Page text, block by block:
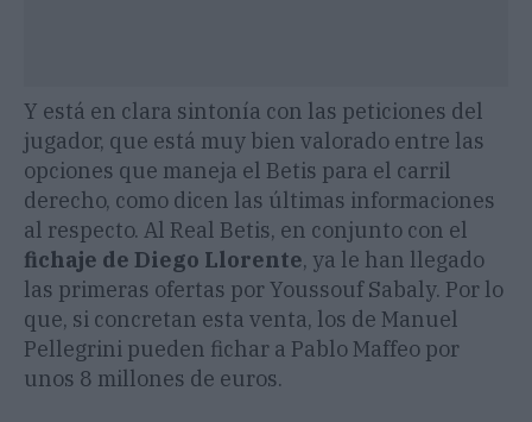
Y está en clara sintonía con las peticiones del
jugador, que está muy bien valorado entre las
opciones que maneja el Betis para el carril
derecho, como dicen las últimas informaciones
al respecto. Al Real Betis, en conjunto con el
fichaje de Diego Llorente, ya le han llegado
las primeras ofertas por Youssouf Sabaly. Por lo
que, si concretan esta venta, los de Manuel
Pellegrini pueden fichar a Pablo Maffeo por
unos 8 millones de euros.